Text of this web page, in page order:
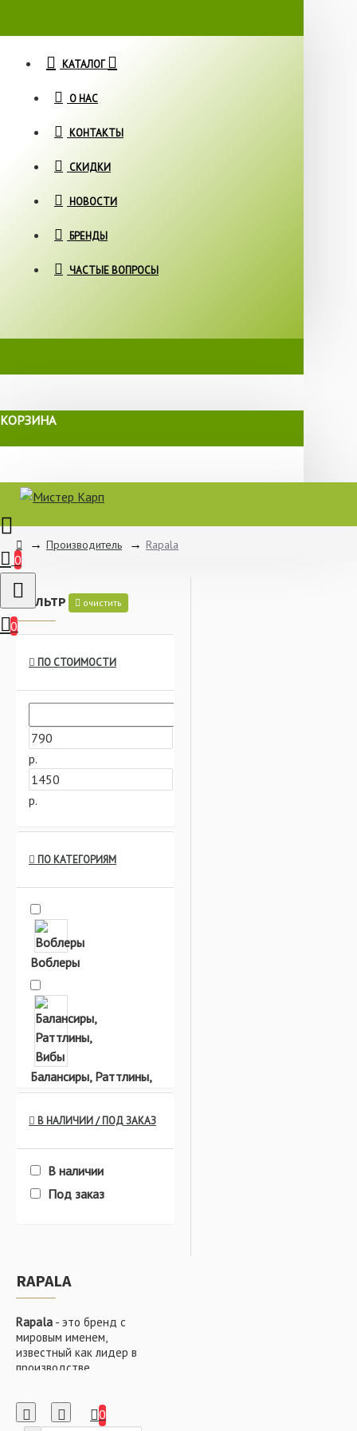
КАТАЛОГ
О НАС
КОНТАКТЫ
СКИДКИ
НОВОСТИ
БРЕНДЫ
ЧАСТЫЕ ВОПРОСЫ
КОРЗИНА
0
0
Производитель Rapala
ФИЛЬТР очистить
ПО СТОИМОСТИ
р.
р.
ПО КАТЕГОРИЯМ
Воблеры
Балансиры, Раттлины,
Вибы
Приманки
Зимняя рыбалка
В НАЛИЧИИ / ПОД ЗАКАЗ
В наличии
Под заказ
RAPALA
Rapala - это бренд с
мировым именем,
известный как лидер в
производстве
Основанный в
0